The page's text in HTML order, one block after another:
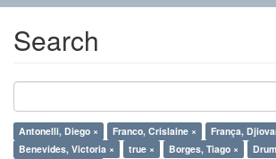
Search
Antonelli, Diego × Franco, Crislaine ×
França,
Benevides, Victoria ×
true × Borges, Tiago ×